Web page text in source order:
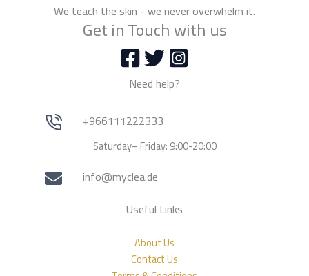
We teach the skin - we never overwhelm it.
Get in Touch with us
Need help?
+966111222333
Saturday– Friday: 9:00-20:00
info@myclea.de
Useful Links
About Us
Contact Us